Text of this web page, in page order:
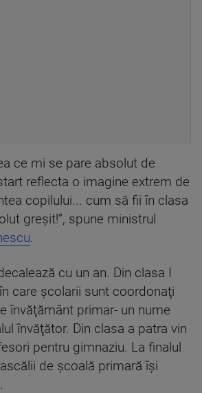
ce mi se pare absolut de
reflecta o imagine extrem de
copilului... cum să fii în clasa
greşit!”, spune ministrul
.
cu un an. Din clasa I
care şcolarii sunt coordonaţi
învăţământ primar- un nume
învăţător. Din clasa a patra vin
pentru gimnaziu. La finalul
de şcoală primară îşi